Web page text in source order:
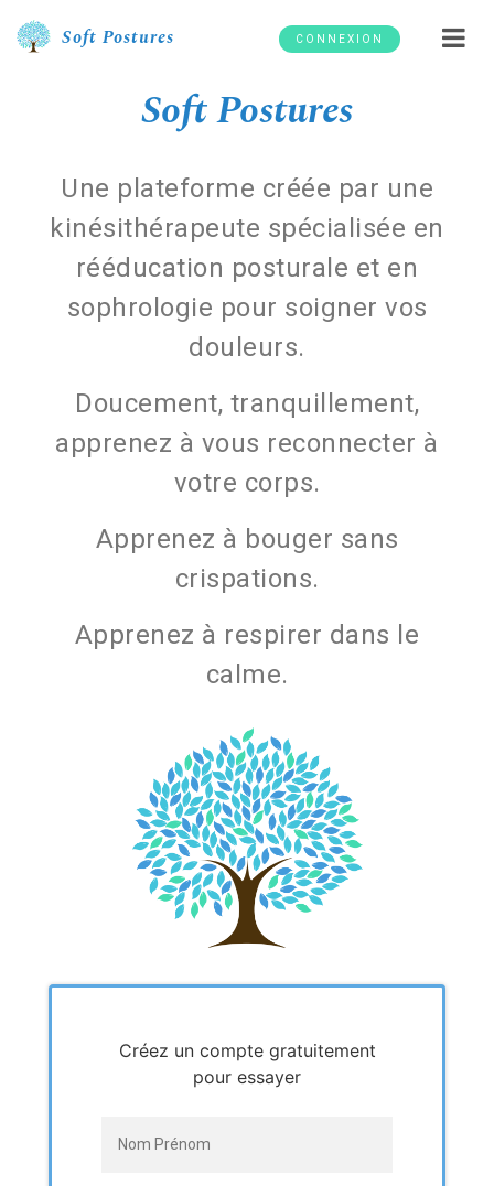
Soft Postures CONNEXION
Soft Postures
Une plateforme créée par une
kinésithérapeute spécialisée en
rééducation posturale et en
sophrologie pour soigner vos
douleurs.
Doucement, tranquillement,
apprenez à vous reconnecter à
votre corps.
Apprenez à bouger sans
crispations.
Apprenez à respirer dans le
calme.
Créez un compte gratuitement
pour essayer